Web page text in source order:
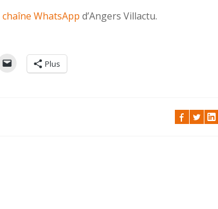
chaîne WhatsApp d’Angers Villactu.
Plus